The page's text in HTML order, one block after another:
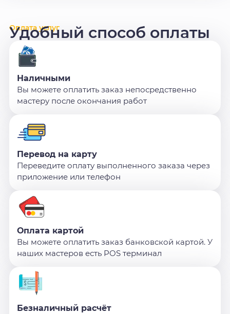
Оплата услуг
Удобный способ оплаты
Наличными
Вы можете оплатить заказ непосредственно
мастеру после окончания работ
Перевод на карту
Переведите оплату выполненного заказа через
приложение или телефон
Оплата картой
Вы можете оплатить заказ банковской картой. У
наших мастеров есть POS терминал
Безналичный расчёт